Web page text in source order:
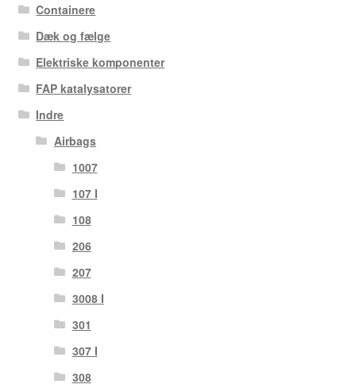
Containere
Dæk og fælge
Elektriske komponenter
FAP katalysatorer
Indre
Airbags
1007
107 I
108
206
207
3008 I
301
307 I
308